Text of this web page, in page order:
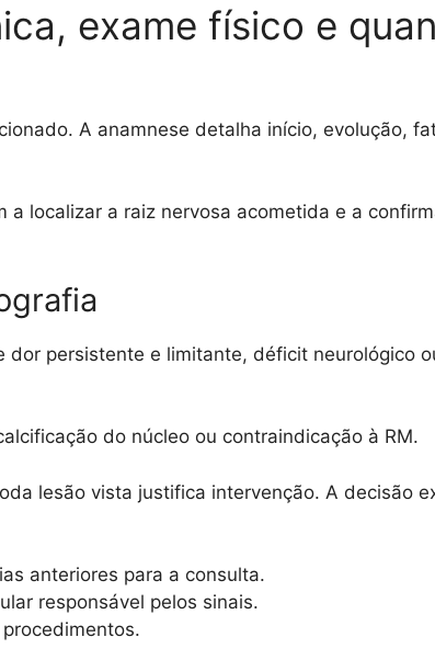
exame físico e
A anamnese detalha início, evolução,
a localizar a raiz nervosa acometida e a
persistente e limitante, déficit neurológico
do núcleo ou contraindicação à RM.
lesão vista justifica intervenção. A decisão
anteriores para a consulta.
responsável pelos sinais.